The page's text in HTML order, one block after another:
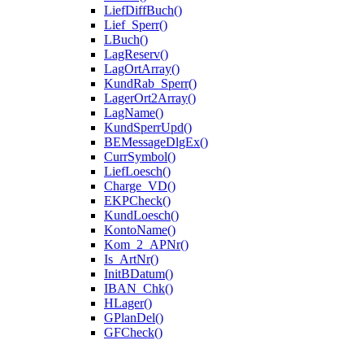
LiefDiffBuch()
Lief_Sperr()
LBuch()
LagReserv()
LagOrtArray()
KundRab_Sperr()
LagerOrt2Array()
LagName()
KundSperrUpd()
BEMessageDlgEx()
CurrSymbol()
LiefLoesch()
Charge_VD()
EKPCheck()
KundLoesch()
KontoName()
Kom_2_APNr()
Is_ArtNr()
InitBDatum()
IBAN_Chk()
HLager()
GPlanDel()
GFCheck()